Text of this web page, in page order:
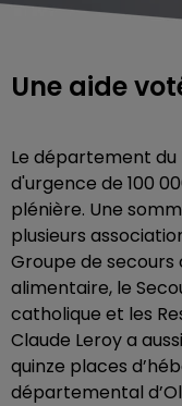
Une aide
Le département
d'urgence de 100
plénière. Une
plusieurs
Groupe de
alimentaire, le
catholique et les
Claude Leroy a
quinze places
départemental